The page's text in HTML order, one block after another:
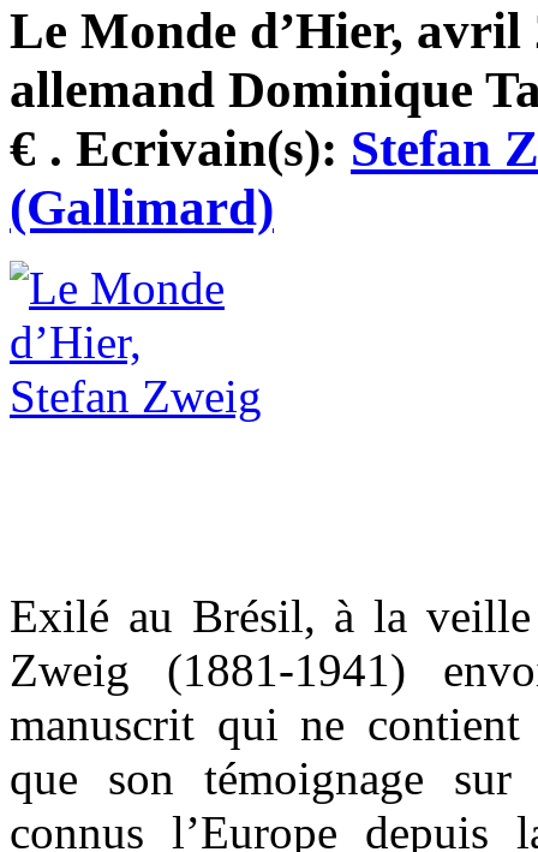
Le Monde d’Hier, avril
allemand Dominique
€ . Ecrivain(s): Stefan
(Gallimard)
Exilé au Brésil, à la
Zweig (1881-1941)
manuscrit qui ne contient
que son témoignage sur
connus l’Europe